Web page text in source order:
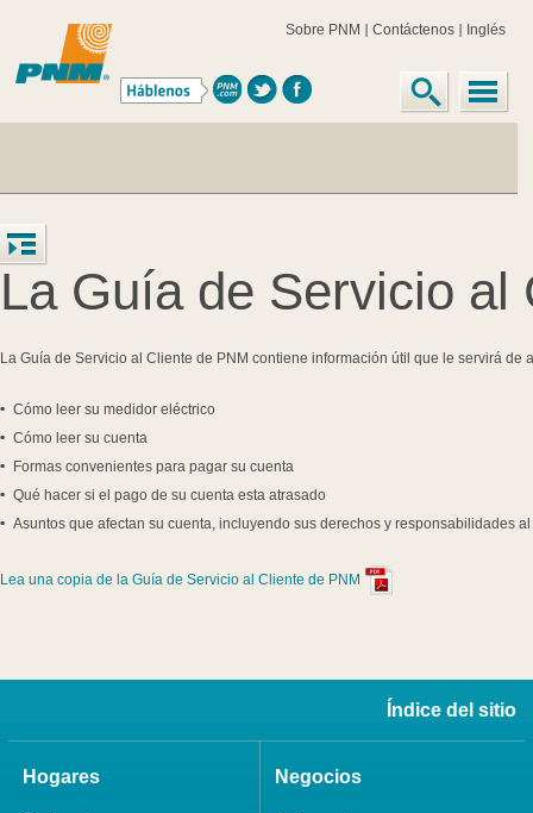
Sobre PNM Contáctenos Inglés
La Guía de Servicio al
La Guía de Servicio al Cliente de PNM contiene información útil que le servirá de
Cómo leer su medidor eléctrico
Cómo leer su cuenta
Formas convenientes para pagar su cuenta
Qué hacer si el pago de su cuenta esta atrasado
Asuntos que afectan su cuenta, incluyendo sus derechos y responsabilidades
Lea una copia de la Guía de Servicio al Cliente de PNM
Índice del sitio
Hogares Negocios